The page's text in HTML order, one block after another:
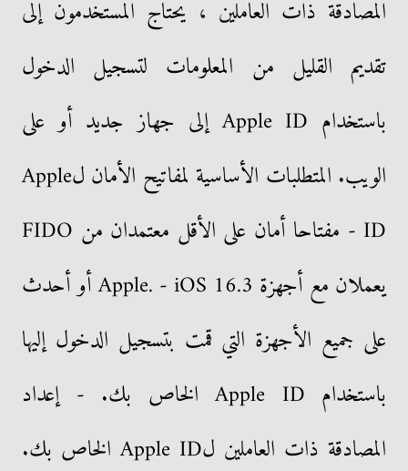
المصادقة ذات العاملين ، يحتاج المستخدمون إلى
تقديم القليل من المعلومات لتسجيل الدخول
باستخدام Apple ID إلى جهاز جديد أو على
الويب. المتطلبات الأساسية لمفاتيح الأمان لApple
ID - مفتاحا أمان على الأقل معتمدان من FIDO
يعملان مع أجهزة Apple. - iOS 16.3 أو أحدث
على جميع الأجهزة التي قمت بتسجيل الدخول إليها
باستخدام Apple ID الخاص بك. - إعداد
المصادقة ذات العاملين لApple ID الخاص بك.